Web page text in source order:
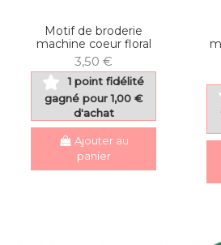
Motif de broderie
machine coeur floral
3,50 €
1 point fidélité
gagné pour 1,00 €
d'achat
Ajouter au
panier